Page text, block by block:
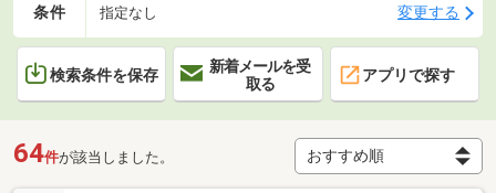
条件 指定なし 変更する
検索条件を保存
新着メールを受
取る
アプリで探す
64件が該当しました。